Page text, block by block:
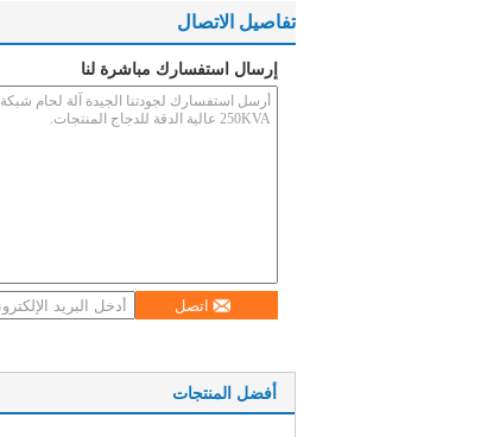
تفاصيل الاتصال
إرسال استفسارك مباشرة لنا
اتصل
أفضل المنتجات